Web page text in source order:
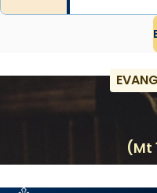
(Mt